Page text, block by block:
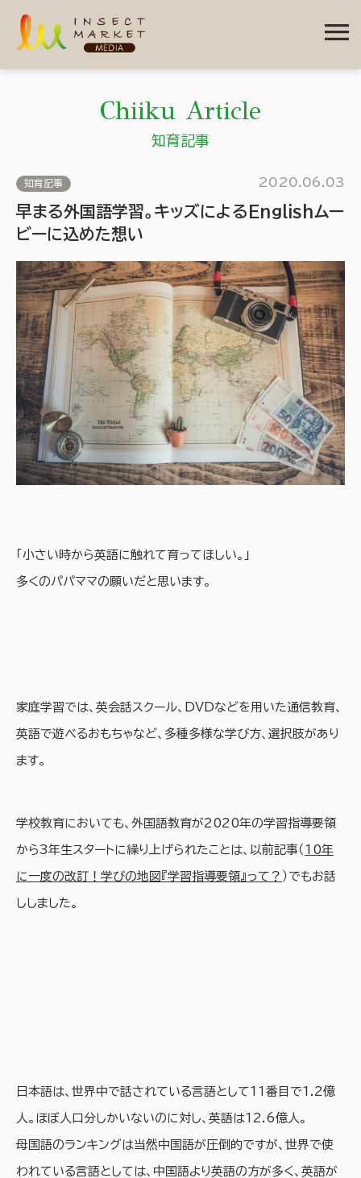
menu
Chiiku Article
知育記事
知育記事 2020.06.03
早まる外国語学習。キッズによるEnglishムー
ビーに込めた想い
「小さい時から英語に触れて育ってほしい。」
多くのパパママの願いだと思います。
家庭学習では、英会話スクール、DVDなどを用いた通信教育、
英語で遊べるおもちゃなど、多種多様な学び方、選択肢があり
ます。
学校教育においても、外国語教育が2020年の学習指導要領
から3年生スタートに繰り上げられたことは、以前記事（ 10年
に一度の改訂！学びの地図『学習指導要領』って？ ）でもお話
ししました。
日本語は、世界中で話されている言語として11番目で1.2億
人。ほぼ人口分しかいないのに対し、英語は12.6億人。
母国語のランキングは当然中国語が圧倒的ですが、世界で使
われている言語としては、中国語より英語の方が多く、英語が